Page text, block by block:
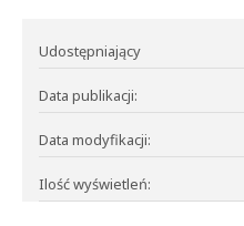
Udostępniający
Data publikacji:
Data modyfikacji:
Ilość wyświetleń: